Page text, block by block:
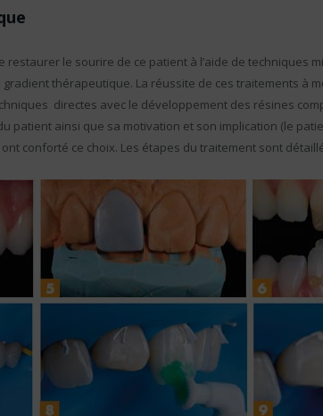
restaurer le sourire de ce patient à l’aide de techniques
thérapeutique. La réussite de ces traitements à
directes avec le développement des résines
patient ainsi que sa motivation et son implication (le
conforté ce choix. Les étapes du traitement sont